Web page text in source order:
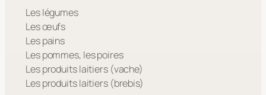
Les légumes
Les œufs
Les pains
Les pommes, les poires
Les produits laitiers (vache)
Les produits laitiers (brebis)